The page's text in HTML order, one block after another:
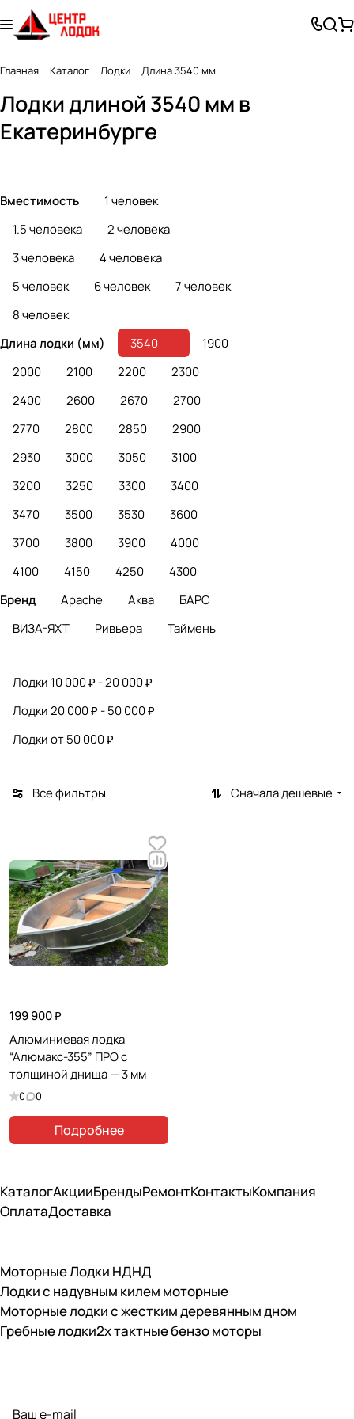
Главная Каталог Лодки Длина 3540 мм
Лодки длиной 3540 мм в
Екатеринбурге
Лодки ПВХ
189 товаров
Лодки из
стеклоплас
тика
8 товаров
Вместимость
1 человек
1.5 человека
2 человека
3 человека
4 человека
5 человек
6 человек
7 человек
8 человек
Длина лодки (мм)
1900
2000
2100 2200
2300
2400
2600 2670
2700
2770
2800 2850
2900
2930
3000 3050
3100
3200
3250 3300
3400
3470
3500 3530
3540
3600
3700
3800 3900
4000
4100
4150 4250
4300
Бренд
Apache Аква
БАРС
ВИЗА-ЯХТ
Ривьера Таймень
Лодки 10 000 ₽ - 20 000 ₽
Лодки 20 000 ₽ - 50 000 ₽
Лодки от 50 000 ₽
Все фильтры Сначала дешевые
199 900 ₽
Алюминиевая лодка
“Алюмакс-355” ПРО с
толщиной днища — 3 мм
0 0
Подробнее
КаталогАкцииБрендыРемонтКонтактыКомпания
ОплатаДоставка
Моторные Лодки НДНД
Лодки с надувным килем моторные
Моторные лодки с жестким деревянным дном
Гребные лодки2х тактные бензо моторы